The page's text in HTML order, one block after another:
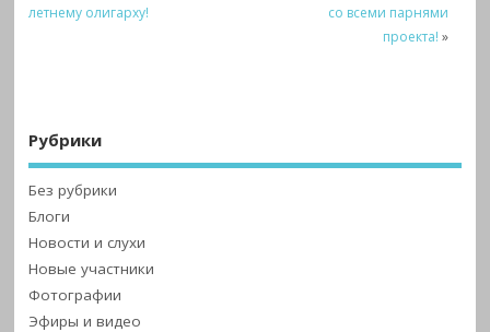
летнему олигарху!
со всеми парнями
проекта! »
Рубрики
Без рубрики
Блоги
Новости и слухи
Новые участники
Фотографии
Эфиры и видео